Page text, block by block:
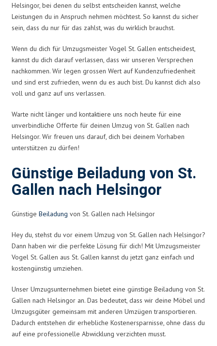
Helsingor, bei denen du selbst entscheiden kannst, welche
Leistungen du in Anspruch nehmen möchtest. So kannst du sicher
sein, dass du nur für das zahlst, was du wirklich brauchst.
Wenn du dich für Umzugsmeister Vogel St. Gallen entscheidest,
kannst du dich darauf verlassen, dass wir unseren Versprechen
nachkommen. Wir legen grossen Wert auf Kundenzufriedenheit
und sind erst zufrieden, wenn du es auch bist. Du kannst dich also
voll und ganz auf uns verlassen.
Warte nicht länger und kontaktiere uns noch heute für eine
unverbindliche Offerte für deinen Umzug von St. Gallen nach
Helsingor. Wir freuen uns darauf, dich bei deinem Vorhaben
unterstützen zu dürfen!
Günstige Beiladung von St.
Gallen nach Helsingor
Günstige Beiladung von St. Gallen nach Helsingor
Hey du, stehst du vor einem Umzug von St. Gallen nach Helsingor?
Dann haben wir die perfekte Lösung für dich! Mit Umzugsmeister
Vogel St. Gallen aus St. Gallen kannst du jetzt ganz einfach und
kostengünstig umziehen.
Unser Umzugsunternehmen bietet eine günstige Beiladung von St.
Gallen nach Helsingor an. Das bedeutet, dass wir deine Möbel und
Umzugsgüter gemeinsam mit anderen Umzügen transportieren.
Dadurch entstehen dir erhebliche Kostenersparnisse, ohne dass du
auf eine professionelle Abwicklung verzichten musst.